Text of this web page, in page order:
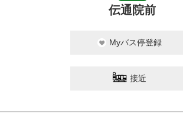
伝通院前
Myバス停登録
接近